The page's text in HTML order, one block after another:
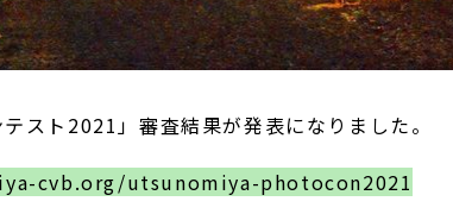
スト2021」審査結果が発表になりました。
cvb.org/utsunomiya-photocon2021